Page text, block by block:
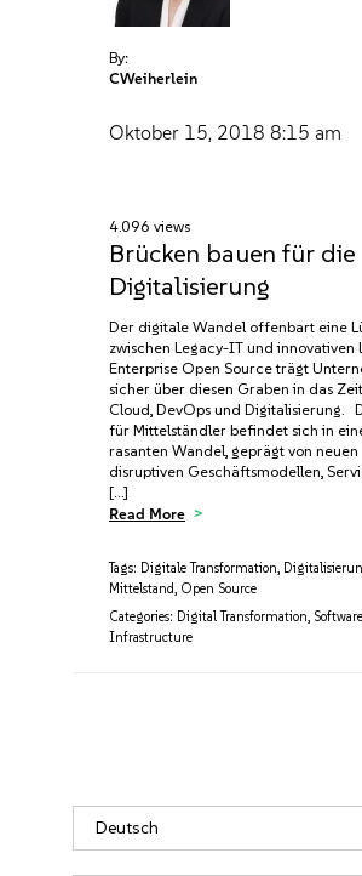
By:
CWeiherlein
Oktober 15, 2018 8:15 am
4.096 views
Brücken bauen für die
Digitalisierung
Der digitale Wandel offenbart eine
zwischen Legacy-IT und innovativen
Enterprise Open Source trägt
sicher über diesen Graben in das
Cloud, DevOps und Digitalisierung.
für Mittelständler befindet sich in
rasanten Wandel, geprägt von neuen
disruptiven Geschäftsmodellen,
[…]
Read More
Tags: Digitale Transformation,
Mittelstand, Open Source
Categories: Digital Transformation,
Infrastructure
Deutsch